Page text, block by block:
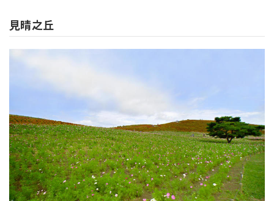
見晴之丘